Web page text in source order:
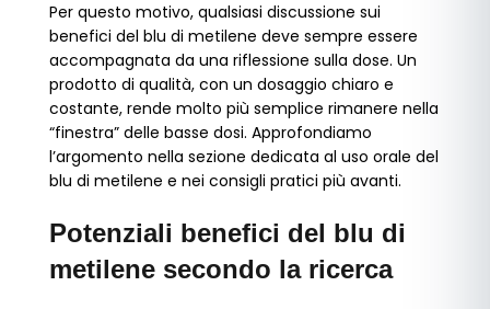
Per questo motivo, qualsiasi discussione sui
benefici del blu di metilene deve sempre essere
accompagnata da una riflessione sulla dose. Un
prodotto di qualità, con un dosaggio chiaro e
costante, rende molto più semplice rimanere nella
“finestra” delle basse dosi. Approfondiamo
l’argomento nella sezione dedicata al uso orale del
blu di metilene e nei consigli pratici più avanti.
Potenziali benefici del blu di
metilene secondo la ricerca